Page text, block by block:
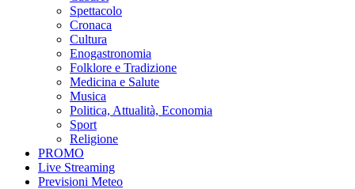
Spettacolo
Cronaca
Cultura
Enogastronomia
Folklore e Tradizione
Medicina e Salute
Musica
Politica, Attualità, Economia
Sport
Religione
PROMO
Live Streaming
Previsioni Meteo